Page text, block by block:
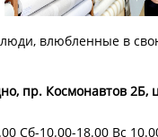
влюбленные в
пр. Космонавтов 2Б,
Сб-10.00-18.00 Вс